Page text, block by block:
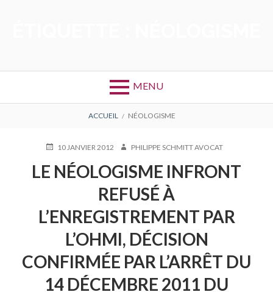
MENU
D'ARIANE
ACCUEIL NÉOLOGISME
PUBLIÉ10 JANVIER 2012 AUTEURPHILIPPE SCHMITT AVOCAT
LE NÉOLOGISME INFRONT
REFUSÉ À
L’ENREGISTREMENT PAR
L’OHMI, DÉCISION
CONFIRMÉE PAR L’ARRÊT DU
14 DÉCEMBRE 2011 DU